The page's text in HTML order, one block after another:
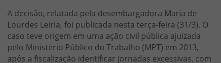
A decisão, relatada pela desembargadora Maria de
Lourdes Leiria, foi publicada nesta terça-feira (31/3). O
caso teve origem em uma ação civil pública ajuizada
pelo Ministério Público do Trabalho (MPT) em 2013,
após a fiscalização identificar jornadas excessivas, com